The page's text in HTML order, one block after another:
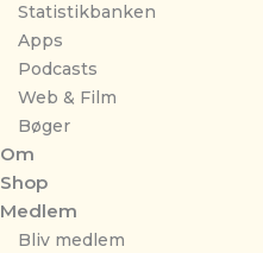
Statistikbanken
Apps
Podcasts
Web & Film
Bøger
Om
Shop
Medlem
Bliv medlem